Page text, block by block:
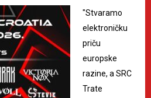
"Stvaramo
elektroničku
priču
europske
razine, a SRC
Trate